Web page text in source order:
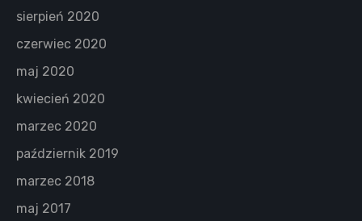
sierpień 2020
czerwiec 2020
maj 2020
kwiecień 2020
marzec 2020
październik 2019
marzec 2018
maj 2017